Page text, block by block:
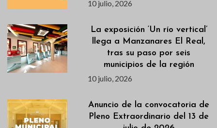
10 julio, 2026
La exposición ‘Un río vertical’
llega a Manzanares El Real,
tras su paso por seis
municipios de la región
10 julio, 2026
Anuncio de la convocatoria de
Pleno Extraordinario del 13 de